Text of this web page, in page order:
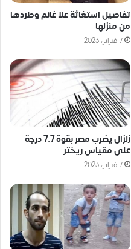
تفاصيل استغاثة علا غانم وطردها
من منزلها
7 فبراير، 2023
زلزال يضرب مصر بقوة 7.7 درجة
على مقياس ريختر
7 فبراير، 2023